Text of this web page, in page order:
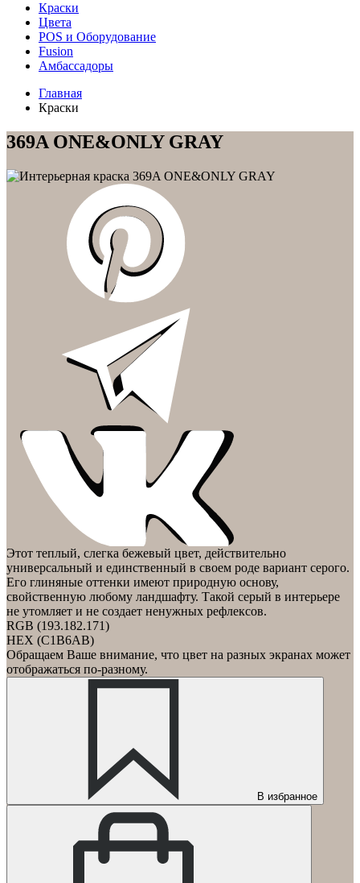
Краски
Цвета
POS и Оборудование
Fusion
Амбассадоры
Главная
Краски
369A ONE&ONLY GRAY
Этот теплый, слегка бежевый цвет, действительно
универсальный и единственный в своем роде вариант серого.
Его глиняные оттенки имеют природную основу,
свойственную любому ландшафту. Такой серый в интерьере
не утомляет и не создает ненужных рефлексов.
RGB (193.182.171)
HEX (C1B6AB)
Обращаем Ваше внимание, что цвет на разных экранах может
отображаться по-разному.
В избранное